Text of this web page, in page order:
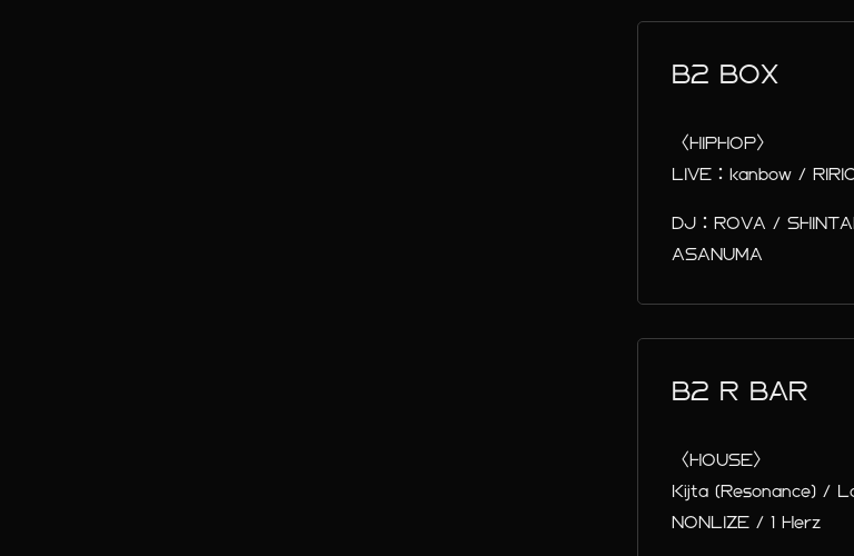
B2 BOX
〈HIPHOP〉
LIVE：kanbow /
DJ：ROVA /
ASANUMA
B2 R BAR
〈HOUSE〉
Kijta (Resonance) /
NONLIZE / 1 Herz